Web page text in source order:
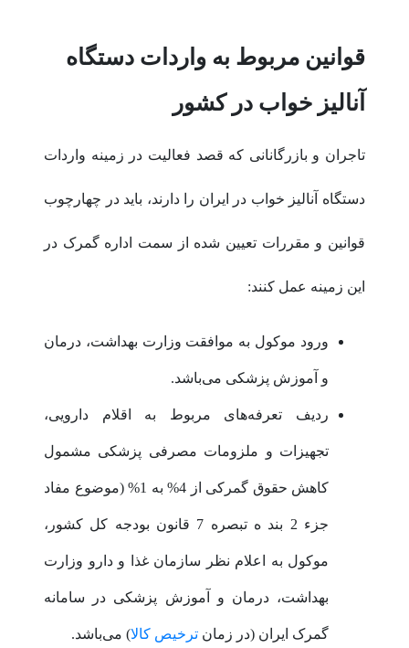
قوانین مربوط به واردات دستگاه
آنالیز خواب در کشور
تاجران و بازرگانانی که قصد فعالیت در زمینه واردات
دستگاه آنالیز خواب در ایران را دارند، باید در چهارچوب
قوانین و مقررات تعیین شده از سمت اداره گمرک در
این زمینه عمل کنند:
ورود موکول به موافقت وزارت بهداشت، درمان
و آموزش پزشکی می‌باشد.
ردیف تعرفه‌های مربوط به اقلام دارویی،
تجهیزات و ملزومات مصرفی پزشکی مشمول
کاهش حقوق گمرکی از 4% به 1% (موضوع مفاد
جزء 2 بند ه تبصره 7 قانون بودجه کل کشور،
موکول به اعلام نظر سازمان غذا و دارو وزارت
بهداشت، درمان و آموزش پزشکی در سامانه
گمرک ایران (در زمان ترخیص کالا) می‌باشد.